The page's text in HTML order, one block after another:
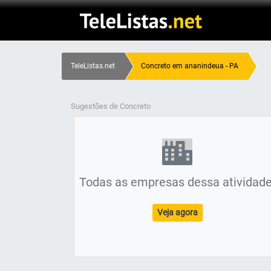
TeleListas.net Concreto em ananindeua - PA
Sugestões de Concreto
Todas as empresas dessa
Veja agora